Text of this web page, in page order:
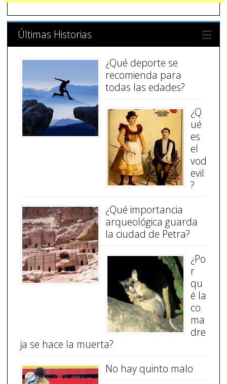
Últimas Historias
¿Qué deporte se
recomienda para
todas las edades?
¿Q
ué
es
el
vod
evil
?
¿Qué importancia
arqueológica guarda
la ciudad de Petra?
¿Po
r
qu
é la
co
ma
dre
ja se hace la muerta?
No hay quinto malo